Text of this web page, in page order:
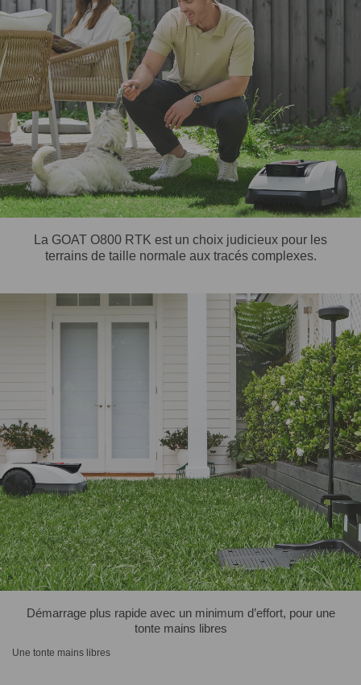
La GOAT O800 RTK est un choix judicieux pour les
terrains de taille normale aux tracés complexes.
Démarrage plus rapide avec un minimum d’effort, pour une
tonte mains libres
Une tonte mains libres